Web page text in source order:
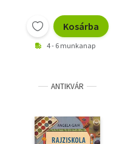
Kosárba
4 - 6 munkanap
ANTIKVÁR